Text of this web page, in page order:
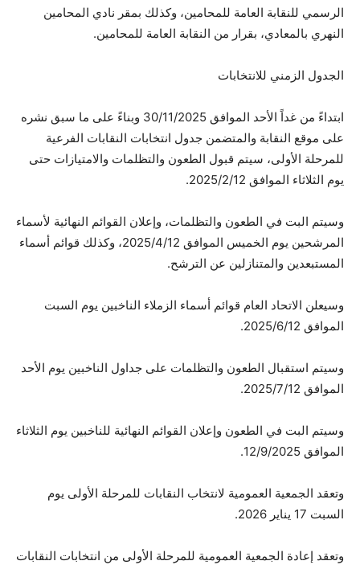
الرسمي للنقابة العامة للمحامين، وكذلك بمقر نادي المحامين
النهري بالمعادي، بقرار من النقابة العامة للمحامين.
الجدول الزمني للانتخابات
ابتداءً من غداً الأحد الموافق 30/11/2025 وبناءً على ما سبق نشره
على موقع النقابة والمتضمن جدول انتخابات النقابات الفرعية
للمرحلة الأولى، سيتم قبول الطعون والتظلمات والامتيازات حتى
يوم الثلاثاء الموافق 2025/2/12.
وسيتم البت في الطعون والتظلمات، وإعلان القوائم النهائية لأسماء
المرشحين يوم الخميس الموافق 2025/4/12، وكذلك قوائم أسماء
المستبعدين والمتنازلين عن الترشح.
وسيعلن الاتحاد العام قوائم أسماء الزملاء الناخبين يوم السبت
الموافق 2025/6/12.
وسيتم استقبال الطعون والتظلمات على جداول الناخبين يوم الأحد
الموافق 2025/7/12.
وسيتم البت في الطعون وإعلان القوائم النهائية للناخبين يوم الثلاثاء
الموافق 12/9/2025.
وتعقد الجمعية العمومية لانتخاب النقابات للمرحلة الأولى يوم
السبت 17 يناير 2026.
وتعقد إعادة الجمعية العمومية للمرحلة الأولى من انتخابات النقابات